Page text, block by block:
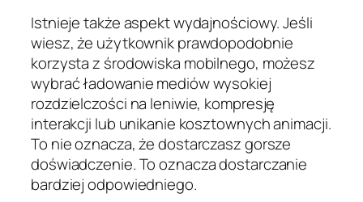
Istnieje także aspekt wydajnościowy. Jeśli
wiesz, że użytkownik prawdopodobnie
korzysta z środowiska mobilnego, możesz
wybrać ładowanie mediów wysokiej
rozdzielczości na leniwie, kompresję
interakcji lub unikanie kosztownych animacji.
To nie oznacza, że dostarczasz gorsze
doświadczenie. To oznacza dostarczanie
bardziej odpowiedniego.